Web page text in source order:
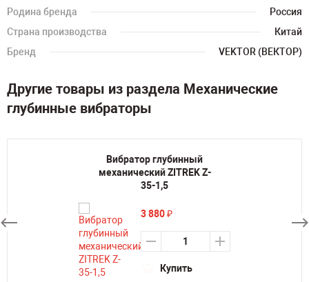
Родина бренда
Россия
Страна производства
Китай
Бренд
VEKTOR (ВЕКТОР)
Другие товары из раздела Механические
глубинные вибраторы
Вибратор глубинный
механический ZITREK Z-
35-1,5
3 880₽
Купить